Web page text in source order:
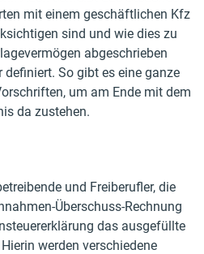
mit einem geschäftlichen Kfz
sind und wie dies zu
abgeschrieben
So gibt es eine ganze
um am Ende mit dem
da zustehen.
und Freiberufler, die
Überschuss-Rechnung
das ausgefüllte
werden verschiedene